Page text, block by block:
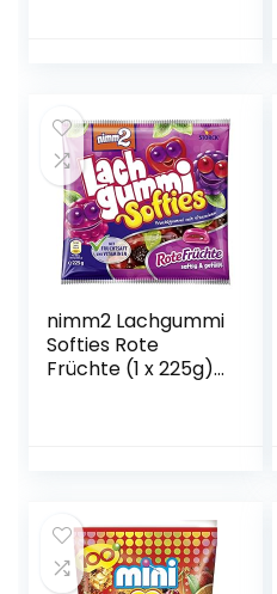
nimm2 Lachgummi
Softies Rote
Früchte (1 x 225g)